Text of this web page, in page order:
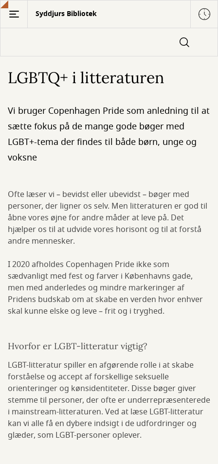
Gå
hovedindhold
Syddjurs Bibliotek
LGBTQ+ i litteraturen
Vi bruger Copenhagen Pride som anledning til at
sætte fokus på de mange gode bøger med
LGBT+-tema der findes til både børn, unge og
voksne
Ofte læser vi – bevidst eller ubevidst – bøger med
personer, der ligner os selv. Men litteraturen er god til
åbne vores øjne for andre måder at leve på. Det
hjælper os til at udvide vores horisont og til at forstå
andre mennesker.
I 2020 afholdes Copenhagen Pride ikke som
sædvanligt med fest og farver i Københavns gade,
men med anderledes og mindre markeringer af
Pridens budskab om at skabe en verden hvor enhver
skal kunne elske og leve – frit og i tryghed.
Hvorfor er LGBT-litteratur vigtig?
LGBT-litteratur spiller en afgørende rolle i at skabe
forståelse og accept af forskellige seksuelle
orienteringer og kønsidentiteter. Disse bøger giver
stemme til personer, der ofte er underrepræsenterede
i mainstream-litteraturen. Ved at læse LGBT-litteratur
kan vi alle få en dybere indsigt i de udfordringer og
glæder, som LGBT-personer oplever.